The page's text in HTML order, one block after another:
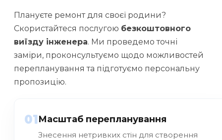
Плануєте ремонт для своєї родини?
Скористайтеся послугою безкоштовного
виїзду інженера. Ми проведемо точні
заміри, проконсультуємо щодо можливостей
перепланування та підготуємо персональну
пропозицію.
01Масштаб перепланування
Знесення нетривких стін для створення